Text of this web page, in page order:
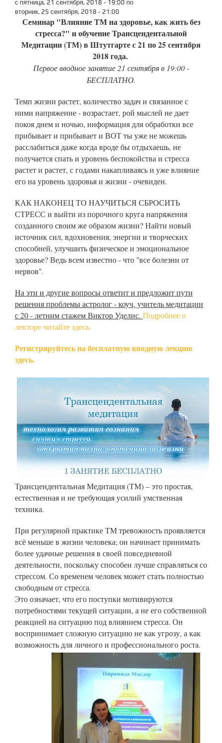
с пятница, 21 сентября, 2018 - 19:00 по
вторник, 25 сентября, 2018 - 21:00
Семинар "Влияние ТМ на здоровье, как жить без
стресса?" и обучение Трансцендентальной
Медитации (ТМ) в Штутгарте с 21 по 25 сентября
2018 года.
Первое вводное занятие 21 сентября в 19:00 -
БЕСПЛАТНО.
Темп жизни растет, количество задач и связанное с
ними напряжение - возрастает, рой мыслей не дает
покоя днем и ночью, информация для обработки все
прибывает и прибывает и ВОТ ты уже не можешь
расслабиться даже когда вроде бы отдыхаешь, не
получается спать и уровень беспокойства и стресса
растет и растет, с годами накапливаясь и уже влияние
его на уровень здоровья и жизни - очевиден.
КАК НАКОНЕЦ ТО НАУЧИТЬСЯ СБРОСИТЬ
СТРЕСС и выйти из порочного круга напряжения
созданного своим же образом жизни? Найти новый
источник сил, вдохновения, энергии и творческих
способней, улучшить физическое и эмоциональное
здоровье? Ведь всем известно - что "все болезни от
нервов".
На эти и другие вопросы ответит и предложит пути
решения проблемы астролог - коуч, учитель медитации
с 20 - летним стажем Виктор Уделис. Подробнее о
лекторе читайте здесь.
Регистрируйтесь на бесплатную вводную лекцию
здесь.
Трансцендентальная Медитация (ТМ) – это простая,
естественная и не требующая усилий умственная
техника.
При регулярной практике ТМ тревожность проявляется
всё меньше в жизни человека; он начинает принимать
более удачные решения в своей повседневной
деятельности, поскольку способен лучше справляться со
стрессом. Со временем человек может стать полностью
свободным от стресса.
Это означает, что его поступки мотивируются
потребностями текущей ситуации, а не его собственной
реакцией на ситуацию под влиянием стресса. Он
воспринимает сложную ситуацию не как угрозу, а как
возможность для личного и профессионального роста.